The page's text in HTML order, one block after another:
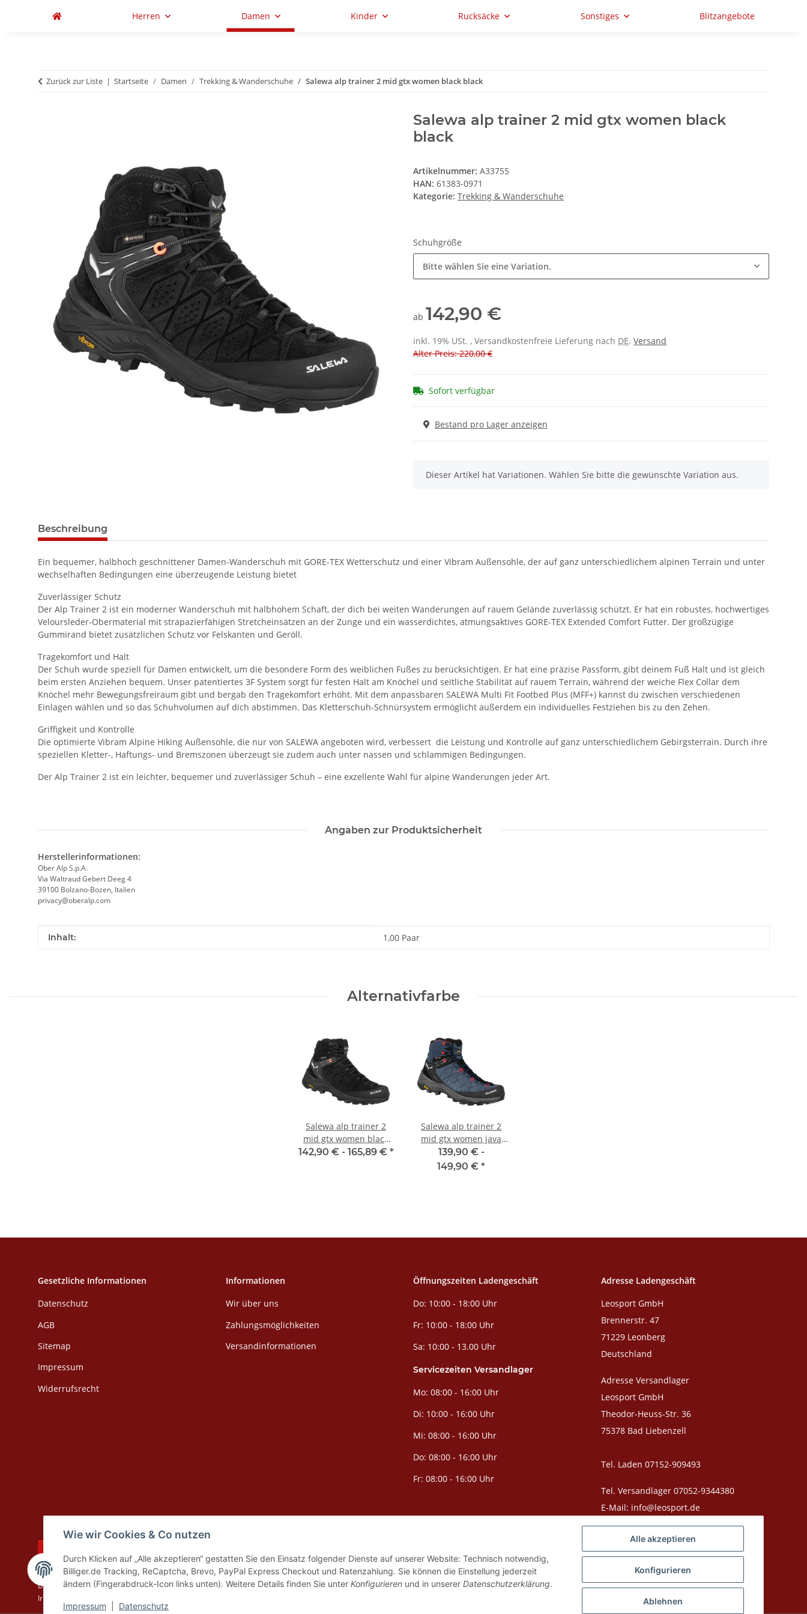
Alle akzeptieren
Konfigurieren
Ablehnen
Wie wir Cookies & Co nutzen
Durch Klicken auf „Alle akzeptieren“ gestatten Sie den Einsatz folgender Dienste auf unserer Website: Technisch notwendig,
Billiger.de Tracking, ReCaptcha, Brevo, PayPal Express Checkout und Ratenzahlung. Sie können die Einstellung jederzeit
ändern (Fingerabdruck-Icon links unten). Weitere Details finden Sie unter Konfigurieren und in unserer Datenschutzerklärung.
Impressum Datenschutz
Herren Damen Kinder Rucksäcke Sonstiges Blitzangebote
Zurück zur Liste Startseite Damen Trekking & Wanderschuhe Salewa alp trainer 2 mid gtx women black black
Salewa alp trainer 2 mid gtx women black
black
Artikelnummer: A33755
HAN: 61383-0971
Kategorie: Trekking & Wanderschuhe
Schuhgröße
Bitte wählen Sie eine Variation.
ab 142,90 €
inkl. 19% USt. , Versandkostenfreie Lieferung nach DE. Versand
Alter Preis: 220,00 €
Sofort verfügbar
Bestand pro Lager anzeigen
x
Dieser Artikel hat Variationen. Wählen Sie bitte die gewünschte Variation aus.
Beschreibung
Ein bequemer, halbhoch geschnittener Damen-Wanderschuh mit GORE-TEX Wetterschutz und einer Vibram Außensohle, der auf ganz unterschiedlichem alpinen Terrain und unter
wechselhaften Bedingungen eine überzeugende Leistung bietet
Zuverlässiger Schutz
Der Alp Trainer 2 ist ein moderner Wanderschuh mit halbhohem Schaft, der dich bei weiten Wanderungen auf rauem Gelände zuverlässig schützt. Er hat ein robustes, hochwertiges
Veloursleder-Obermaterial mit strapazierfähigen Stretcheinsätzen an der Zunge und ein wasserdichtes, atmungsaktives GORE-TEX Extended Comfort Futter. Der großzügige
Gummirand bietet zusätzlichen Schutz vor Felskanten und Geröll.
Tragekomfort und Halt
Der Schuh wurde speziell für Damen entwickelt, um die besondere Form des weiblichen Fußes zu berücksichtigen. Er hat eine präzise Passform, gibt deinem Fuß Halt und ist gleich
beim ersten Anziehen bequem. Unser patentiertes 3F System sorgt für festen Halt am Knöchel und seitliche Stabilität auf rauem Terrain, während der weiche Flex Collar dem
Knöchel mehr Bewegungsfreiraum gibt und bergab den Tragekomfort erhöht. Mit dem anpassbaren SALEWA Multi Fit Footbed Plus (MFF+) kannst du zwischen verschiedenen
Einlagen wählen und so das Schuhvolumen auf dich abstimmen. Das Kletterschuh-Schnürsystem ermöglicht außerdem ein individuelles Festziehen bis zu den Zehen.
Griffigkeit und Kontrolle
Die optimierte Vibram Alpine Hiking Außensohle, die nur von SALEWA angeboten wird, verbessert die Leistung und Kontrolle auf ganz unterschiedlichem Gebirgsterrain. Durch ihre
speziellen Kletter-, Haftungs- und Bremszonen überzeugt sie zudem auch unter nassen und schlammigen Bedingungen.
Der Alp Trainer 2 ist ein leichter, bequemer und zuverlässiger Schuh – eine exzellente Wahl für alpine Wanderungen jeder Art.
Angaben zur Produktsicherheit
Herstellerinformationen:
Ober Alp S.p.A.
Via Waltraud Gebert Deeg 4
39100 Bolzano-Bozen, Italien
privacy@oberalp.com
Produkteigenschaft
Wert
Inhalt: 1,00 Paar
Alternativfarbe
Salewa alp trainer 2
mid gtx women black
black
142,90 € - 165,89 € *
Salewa alp trainer 2
mid gtx women java
blue
139,90 € -
149,90 € *
Gesetzliche Informationen
Datenschutz
AGB
Sitemap
Impressum
Widerrufsrecht
Informationen
Wir über uns
Zahlungsmöglichkeiten
Versandinformationen
Öffnungszeiten Ladengeschäft
Do: 10:00 - 18:00 Uhr
Fr: 10:00 - 18:00 Uhr
Sa: 10:00 - 13.00 Uhr
Servicezeiten Versandlager
Mo: 08:00 - 16:00 Uhr
Di: 10:00 - 16:00 Uhr
Mi: 08:00 - 16:00 Uhr
Do: 08:00 - 16:00 Uhr
Fr: 08:00 - 16:00 Uhr
Adresse Ladengeschäft
Leosport GmbH
Brennerstr. 47
71229 Leonberg
Deutschland
Adresse Versandlager
Leosport GmbH
Theodor-Heuss-Str. 36
75378 Bad Liebenzell
Tel. Laden 07152-909493
Tel. Versandlager 07052-9344380
E-Mail: info@leosport.de
Vertrag widerrufen
* Alle Preise inkl. gesetzlicher USt., zzgl.Versandaus Lager Bad Liebenzell.
Die angegebenen Preise sind Online-Preise, Ladenpreise und Produkte vor Ort können abweichen. Nur solange der Vorrat reicht. Liefergebiet ist Deutschland. Produktabbildungen können vom Original abweichen,
Irrtümer und Preisänderungen bleiben vorbehalten.